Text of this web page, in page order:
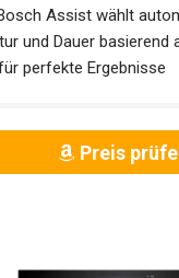
Assist wählt
und Dauer basierend
perfekte Ergebnisse
Preis